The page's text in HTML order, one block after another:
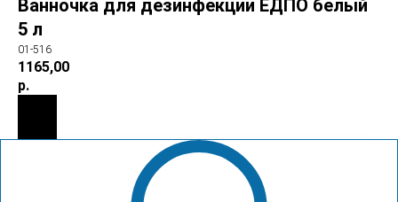
Ванночка для дезинфекции ЕДПО белый
5 л
01-516
1165,00
р.